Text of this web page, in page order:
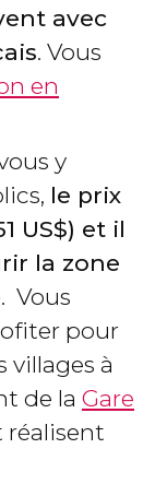
avec
. Vous
en
y
le prix
US$) et il
la zone
. Vous
pour
villages à
de la Gare
réalisent